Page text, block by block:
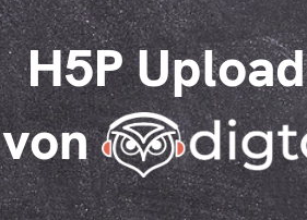
H5P Upload
von